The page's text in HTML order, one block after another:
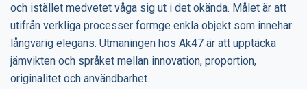
och istället medvetet våga sig ut i det okända. Målet är att
utifrån verkliga processer formge enkla objekt som innehar
långvarig elegans. Utmaningen hos Ak47 är att upptäcka
jämvikten och språket mellan innovation, proportion,
originalitet och användbarhet.